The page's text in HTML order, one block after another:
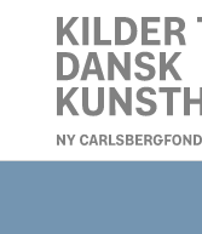
FYNBOERNE